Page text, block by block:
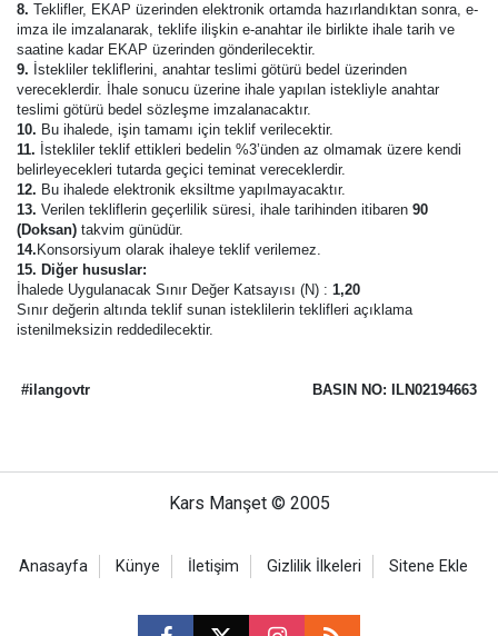
8. Teklifler, EKAP üzerinden elektronik ortamda hazırlandıktan sonra, e-
imza ile imzalanarak, teklife ilişkin e-anahtar ile birlikte ihale tarih ve
saatine kadar EKAP üzerinden gönderilecektir.
9. İstekliler tekliflerini, anahtar teslimi götürü bedel üzerinden
vereceklerdir. İhale sonucu üzerine ihale yapılan istekliyle anahtar
teslimi götürü bedel sözleşme imzalanacaktır.
10. Bu ihalede, işin tamamı için teklif verilecektir.
11. İstekliler teklif ettikleri bedelin %3’ünden az olmamak üzere kendi
belirleyecekleri tutarda geçici teminat vereceklerdir.
12. Bu ihalede elektronik eksiltme yapılmayacaktır.
13. Verilen tekliflerin geçerlilik süresi, ihale tarihinden itibaren 90
(Doksan) takvim günüdür.
14. Konsorsiyum olarak ihaleye teklif verilemez.
15. Diğer hususlar:
İhalede Uygulanacak Sınır Değer Katsayısı (N) : 1,20
Sınır değerin altında teklif sunan isteklilerin teklifleri açıklama
istenilmeksizin reddedilecektir.
#ilangovtr BASIN NO: ILN02194663
Kars Manşet © 2005
Anasayfa Künye İletişim Gizlilik İlkeleri Sitene Ekle